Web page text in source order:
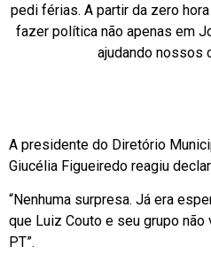
pedi férias. A partir da zero
fazer política não apenas em
ajudando nossos
A presidente do Diretório
Giucélia Figueiredo reagiu
“Nenhuma surpresa. Já era
que Luiz Couto e seu grupo
PT”.